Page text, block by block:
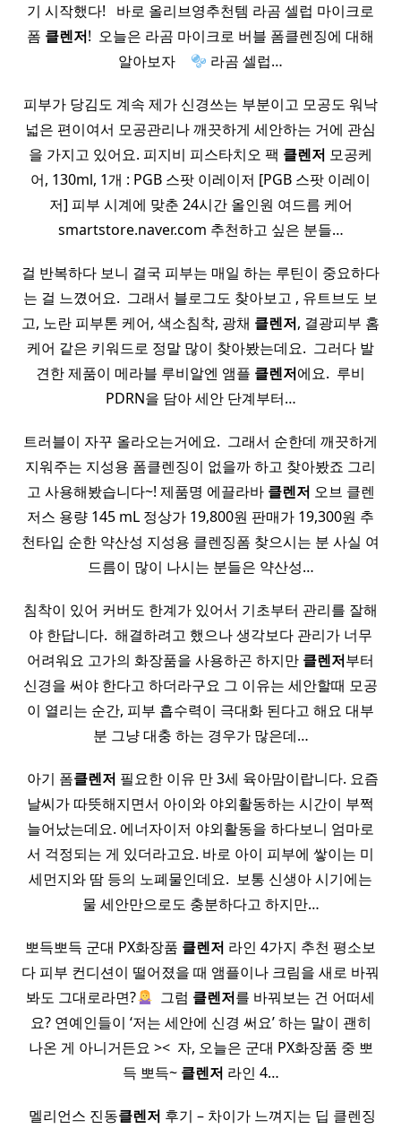
기 시작했다! ​ ​ 바로 올리브영추천템 라곰 셀럽 마이크로
폼 클렌저!​ ​ 오늘은 라곰 마이크로 버블 폼클렌징에 대해
알아보자 ​ ​ ​
라곰 셀럽…
피부가 당김도 계속 제가 신경쓰는 부분이고 모공도 워낙
넓은 편이여서 모공관리나 깨끗하게 세안하는 거에 관심
을 가지고 있어요. 피지비 피스타치오 팩 클렌저 모공케
어, 130ml, 1개 : PGB 스팟 이레이저 [PGB 스팟 이레이
저] 피부 시계에 맞춘 24시간 올인원 여드름 케어
smartstore.naver.com 추천하고 싶은 분들…
걸 반복하다 보니 결국 피부는 매일 하는 루틴이 중요하다
는 걸 느꼈어요. ​ 그래서 블로그도 찾아보고 , 유트브도 보
고, 노란 피부톤 케어, 색소침착, 광채 클렌저, 결광피부 홈
케어 같은 키워드로 정말 많이 찾아봤는데요. ​ 그러다 발
견한 제품이 메라블 루비알엔 앰플 클렌저에요. ​ 루비
PDRN을 담아 세안 단계부터…
트러블이 자꾸 올라오는거에요. ​ 그래서 순한데 깨끗하게
지워주는 지성용 폼클렌징이 없을까 하고 찾아봤죠 그리
고 사용해봤습니다~! 제품명 에끌라바 클렌저 오브 클렌
저스 용량 145 mL 정상가 19,800원 판매가 19,300원 추
천타입 순한 약산성 지성용 클렌징폼 찾으시는 분 사실 여
드름이 많이 나시는 분들은 약산성…
침착이 있어 커버도 한계가 있어서 기초부터 관리를 잘해
야 한답니다. ​ 해결하려고 했으나 생각보다 관리가 너무
어려워요 고가의 화장품을 사용하곤 하지만 클렌저부터
신경을 써야 한다고 하더라구요 그 이유는 세안할때 모공
이 열리는 순간, 피부 흡수력이 극대화 된다고 해요 대부
분 그냥 대충 하는 경우가 많은데…
​ 아기 폼클렌저 필요한 이유 만 3세 육아맘이랍니다. 요즘
날씨가 따뜻해지면서 아이와 야외활동하는 시간이 부쩍
늘어났는데요. 에너자이저 야외활동을 하다보니 엄마로
서 걱정되는 게 있더라고요. 바로 아이 피부에 쌓이는 미
세먼지와 땀 등의 노폐물인데요. ​ 보통 신생아 시기에는
물 세안만으로도 충분하다고 하지만…
뽀득뽀득 군대 PX화장품 클렌저 라인 4가지 추천 평소보
다 피부 컨디션이 떨어졌을 때 앰플이나 크림을 새로 바꿔
봐도 그대로라면?
​ 그럼 클렌저를 바꿔보는 건 어떠세
요? 연예인들이 ‘저는 세안에 신경 써요’ 하는 말이 괜히
나온 게 아니거든요 >< ​ 자, 오늘은 군대 PX화장품 중 뽀
득 뽀득~ 클렌저 라인 4…
​ 멜리언스 진동클렌저 후기 – 차이가 느껴지는 딥 클렌징​